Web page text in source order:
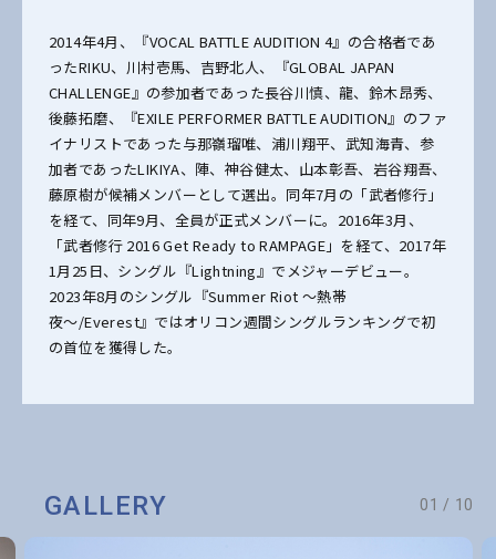
2014年4月、『VOCAL BATTLE AUDITION 4』の合格者であ
ったRIKU、川村壱馬、吉野北人、『GLOBAL JAPAN
CHALLENGE』の参加者であった長谷川慎、龍、鈴木昂秀、
後藤拓磨、『EXILE PERFORMER BATTLE AUDITION』のファ
イナリストであった与那嶺瑠唯、浦川翔平、武知海青、参
加者であったLIKIYA、陣、神谷健太、山本彰吾、岩谷翔吾、
藤原樹が候補メンバーとして選出。同年7月の「武者修行」
を経て、同年9月、全員が正式メンバーに。2016年3月、
「武者修行 2016 Get Ready to RAMPAGE」を経て、2017年
1月25日、シングル『Lightning』でメジャーデビュー。
2023年8月のシングル『Summer Riot 〜熱帯
夜〜/Everest』ではオリコン週間シングルランキングで初
の首位を獲得した。
GALLERY 01 / 10